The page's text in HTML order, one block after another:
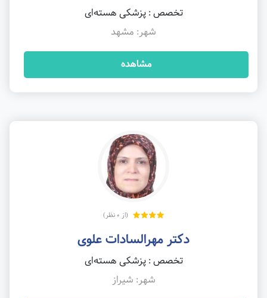
تخصص : پزشکی هسته‌ای
شهر: مشهد
مشاهده
(از 0 نظر)
دکتر مهرالسادات علوی
تخصص : پزشکی هسته‌ای
شهر: شیراز